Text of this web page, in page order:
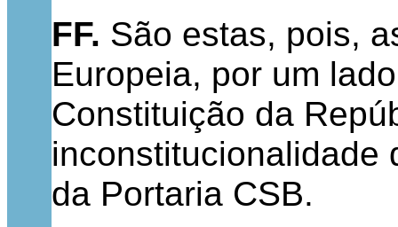
FF. São estas, pois,
Europeia, por um
Constituição da
inconstitucionalidade
da Portaria CSB.